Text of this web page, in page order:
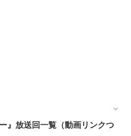
』放送回一覧（動画リンクつ